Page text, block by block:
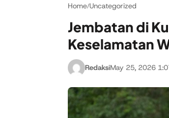
Home/Uncategorized
Jembatan di
Keselamatan
RedaksiMay 25, 2026